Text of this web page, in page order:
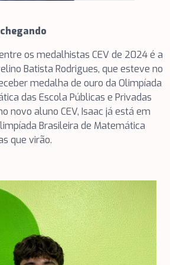
os medalhistas CEV de 2024 é a
Batista Rodrigues, que esteve no
medalha de ouro da Olimpíada
das Escola Públicas e Privadas
novo aluno CEV, Isaac já está em
Brasileira de Matemática
que virão.